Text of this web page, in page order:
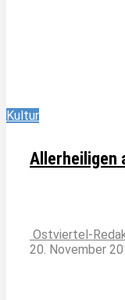
Kultur
Allerheiligen
Ostviertel-
20. November